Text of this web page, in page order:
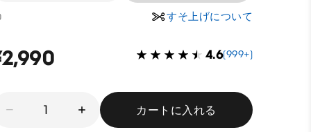
すそ上げについて
4.6(999+)
1 カートに入れる